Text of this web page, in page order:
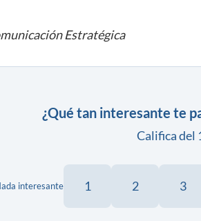
Estratégica
¿Qué tan interesante te
Califica del
interesante 1 2 3